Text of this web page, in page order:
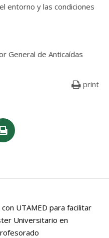
entorno y las condiciones
General de Anticaídas
print
UTAMED para facilitar
Universitario en